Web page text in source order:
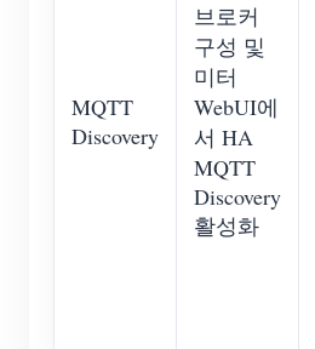
MQTT
Discovery
브로커
구성 및
미터
WebUI에
서 HA
MQTT
Discovery
활성화